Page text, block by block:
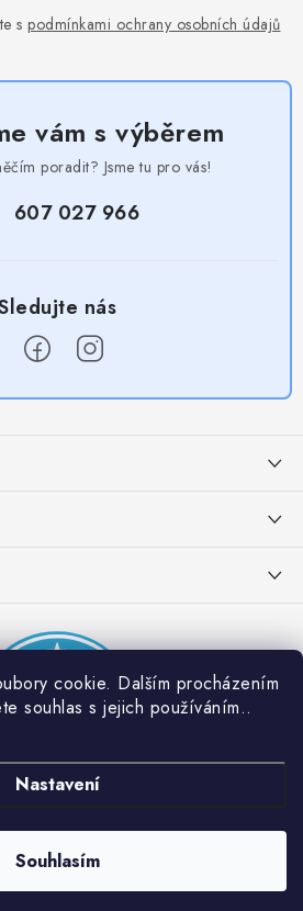
cookie. Dalším procházením
souhlas s jejich používáním..
Nastavení
Souhlasím
s podmínkami ochrany osobních údajů
vám s výběrem
poradit? Jsme tu pro vás!
607 027 966
Dobrý triko. Všechna práva vyhrazena.